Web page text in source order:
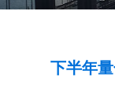
下半年